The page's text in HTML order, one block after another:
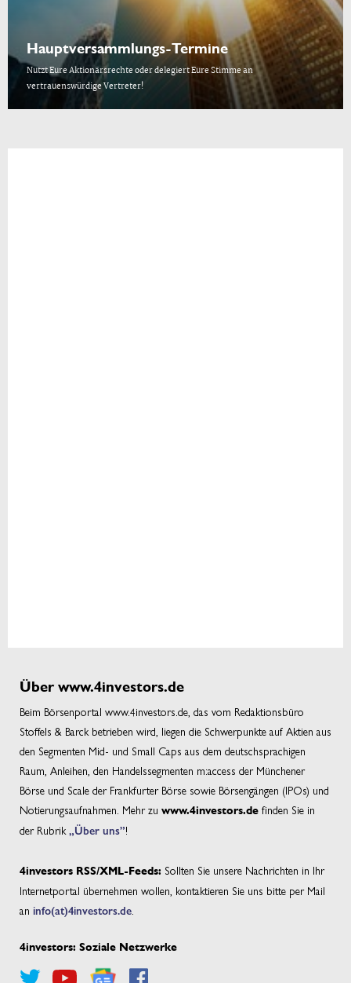
Hauptversammlungs-Termine
Nutzt Eure Aktionärsrechte oder delegiert Eure Stimme an
vertrauenswürdige Vertreter!
Über www.4investors.de
Beim Börsenportal www.4investors.de, das vom Redaktionsbüro
Stoffels & Barck betrieben wird, liegen die Schwerpunkte auf Aktien aus
den Segmenten Mid- und Small Caps aus dem deutschsprachigen
Raum, Anleihen, den Handelssegmenten m:access der Münchener
Börse und Scale der Frankfurter Börse sowie Börsengängen (IPOs) und
Notierungsaufnahmen. Mehr zu www.4investors.de finden Sie in
der Rubrik„Über uns”!
4investors RSS/XML-Feeds: Sollten Sie unsere Nachrichten in Ihr
Internetportal übernehmen wollen, kontaktieren Sie uns bitte per Mail
an info(at)4investors.de.
4investors: Soziale Netzwerke